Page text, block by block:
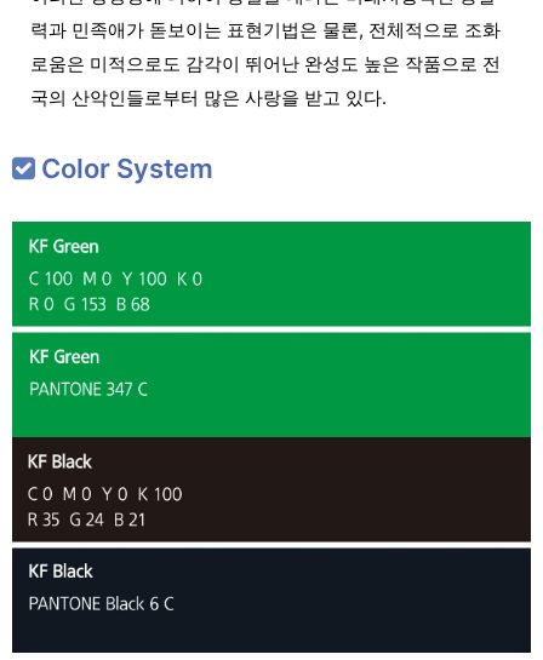
력과 민족애가 돋보이는 표현기법은 물론, 전체적으로 조화
로움은 미적으로도 감각이 뛰어난 완성도 높은 작품으로 전
국의 산악인들로부터 많은 사랑을 받고 있다.
Color System